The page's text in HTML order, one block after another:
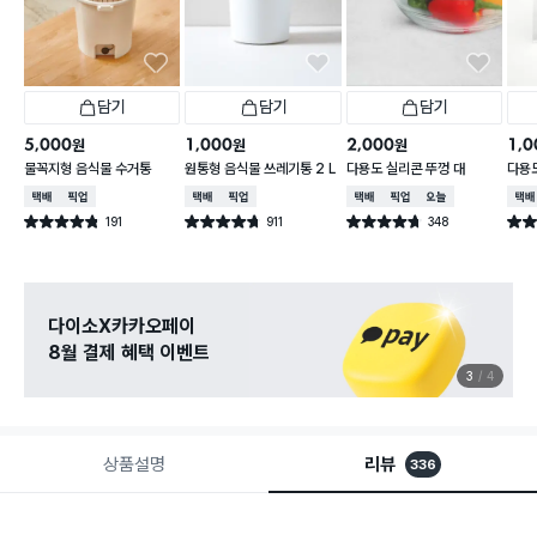
담기
5,000원
물꼭지형 음식물 수거통
택배배송매장픽업
별점 4.8점 191
건 작성
담기
1,000원
원통형 음식물 쓰레기통 2 L
택배배송매장픽업
별점 4.7점 911
건 작성
담기
2,000원
다용도 실리콘 뚜껑 대
택배배송매장픽업오늘배송
별점 4.7점 348
건 작성
다용
택배
별점
다이소X카카오페이
8월 결제 혜택 이벤트
3 4
상품설명 리뷰 336